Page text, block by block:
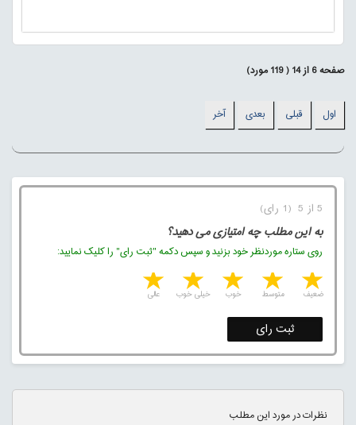
صفحه6از14
(
119مورد)
اول قبلی بعدی آخر
5 از 5 (1 رای)
به این مطلب چه امتیازی می دهید؟
روی ستاره موردنظر خود بزنید و سپس دکمه "ثبت رای" را کلیک نمایید:
4 stars 3 stars 2 stars 1 star عالی خیلی خوب خوب متوسط ضعیف
ثبت رای
نظرات در مورد این مطلب